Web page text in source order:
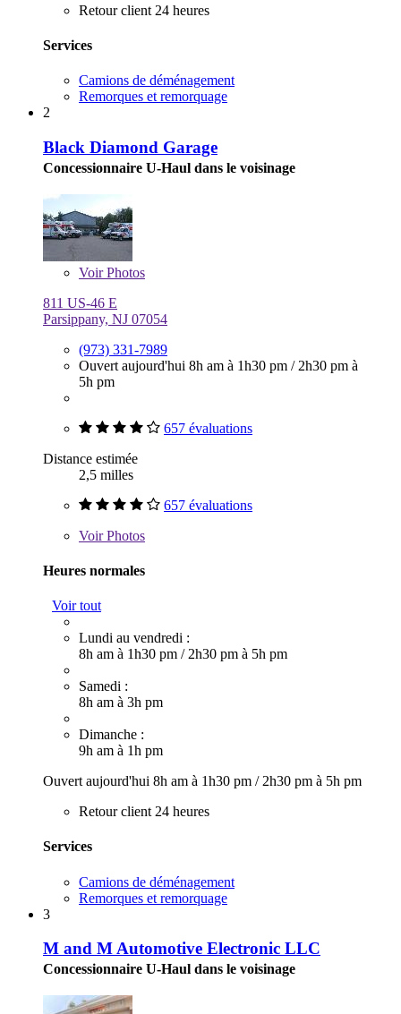
Retour client 24 heures
Services
Camions de déménagement
Remorques et remorquage
2
Black Diamond Garage
Concessionnaire U-Haul dans le voisinage
VoirPhotos
811 US-46 E
Parsippany, NJ 07054
(973) 331-7989
Ouvert aujourd'hui 8h am à 1h30 pm / 2h30 pm à
5h pm
657 évaluations
Distance estimée
2,5 milles
657 évaluations
VoirPhotos
Heures normales
Voir tout
Lundi au vendredi :
8h am à 1h30 pm / 2h30 pm à 5h pm
Samedi :
8h am à 3h pm
Dimanche :
9h am à 1h pm
Ouvert aujourd'hui 8h am à 1h30 pm / 2h30 pm à 5h pm
Retour client 24 heures
Services
Camions de déménagement
Remorques et remorquage
3
M and M Automotive Electronic LLC
Concessionnaire U-Haul dans le voisinage